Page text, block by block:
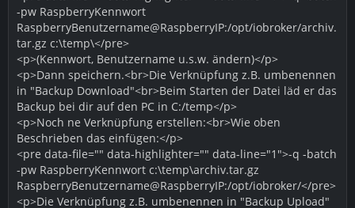
-pw RaspberryKennwort
RaspberryBenutzername@RaspberryIP:/opt/iobroker/archiv.
tar.gz c:\temp\</pre>
<p>(Kennwort, Benutzername u.s.w. ändern)</p>
<p>Dann speichern.<br>Die Verknüpfung z.B. umbenennen
in "Backup Download"<br>Beim Starten der Datei läd er das
Backup bei dir auf den PC in C:/temp</p>
<p>Noch ne Verknüpfung erstellen:<br>Wie oben
Beschrieben das einfügen:</p>
<pre data-file="" data-highlighter="" data-line="1">-q -batch
-pw RaspberryKennwort c:\temp\archiv.tar.gz
RaspberryBenutzername@RaspberryIP:/opt/iobroker/</pre>
<p>Die Verknüpfung z.B. umbenennen in "Backup Upload"